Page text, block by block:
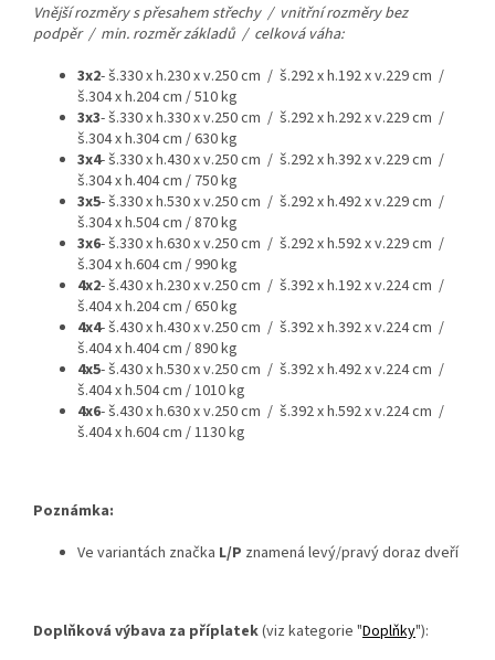
Vnější rozměry s přesahem střechy / vnitřní rozměry bez
podpěr / min. rozměr základů / celková váha:
3x2- š.330 x h.230 x v.250 cm / š.292 x h.192 x v.229 cm /
š.304 x h.204 cm / 510 kg
3x3- š.330 x h.330 x v.250 cm / š.292 x h.292 x v.229 cm /
š.304 x h.304 cm / 630 kg
3x4- š.330 x h.430 x v.250 cm / š.292 x h.392 x v.229 cm /
š.304 x h.404 cm / 750 kg
3x5- š.330 x h.530 x v.250 cm / š.292 x h.492 x v.229 cm /
š.304 x h.504 cm / 870 kg
3x6- š.330 x h.630 x v.250 cm / š.292 x h.592 x v.229 cm /
š.304 x h.604 cm / 990 kg
4x2- š.430 x h.230 x v.250 cm / š.392 x h.192 x v.224 cm /
š.404 x h.204 cm / 650 kg
4x4- š.430 x h.430 x v.250 cm / š.392 x h.392 x v.224 cm /
š.404 x h.404 cm / 890 kg
4x5- š.430 x h.530 x v.250 cm / š.392 x h.492 x v.224 cm /
š.404 x h.504 cm / 1010 kg
4x6- š.430 x h.630 x v.250 cm / š.392 x h.592 x v.224 cm /
š.404 x h.604 cm / 1130 kg
Poznámka:
Ve variantách značka L/P znamená levý/pravý doraz dveří
Doplňková výbava za příplatek(viz kategorie "Doplňky"):